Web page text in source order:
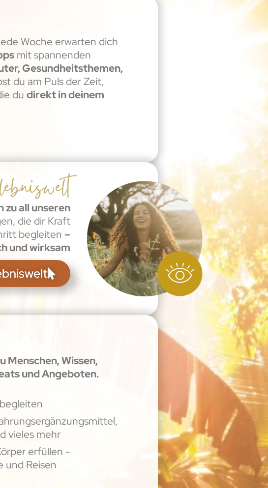
Woche erwarten dich
mit spannenden
Gesundheitsthemen,
du am Puls der Zeit,
du direkt in deinem
zu all unseren
die dir Kraft
begleiten –
und wirksam
Menschen, Wissen,
und Angeboten.
vieles mehr
erfüllen -
und Reisen